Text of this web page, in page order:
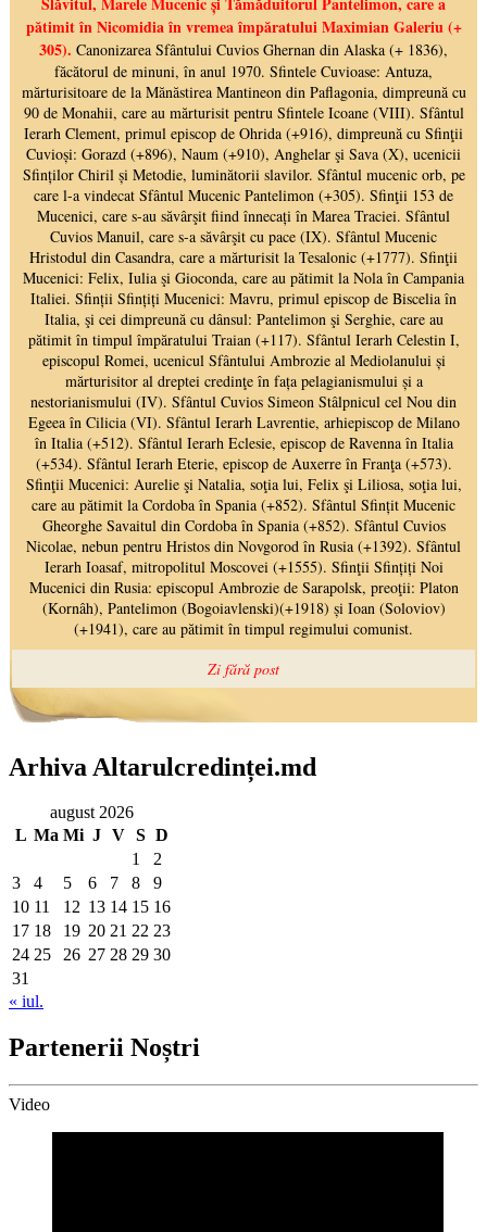
Arhiva Altarulcredinței.md
august 2026
L Ma Mi J V S D
1
2
3
4 5 6 7 8
9
10 11 12 13 14 15 16
17 18 19 20 21 22 23
24 25 26 27 28 29 30
31
« iul.
Partenerii Noștri
Video